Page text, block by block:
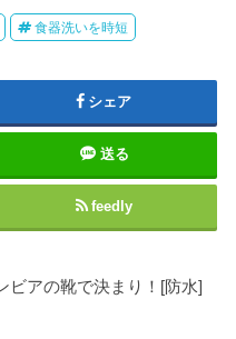
食器洗いを時短
シェア
送る
feedly
ビアの靴で決まり！[防水]